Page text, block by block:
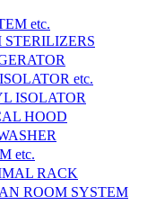
etc.
STERILIZERS
etc.
ISOLATOR
HOOD
etc.
RACK
ROOM SYSTEM